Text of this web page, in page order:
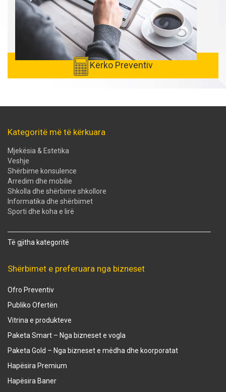
Kërko Preventiv
Kategoritë më të kërkuara
Mjekësia & Estetika
Veshje
Shërbime konsulence
Arredim dhe mobilie
Shkolla dhe shërbime shkollore
Informatika dhe shërbimet
Sporti dhe koha e lirë
Të gjitha kategoritë
Shërbimet e preferuara nga bizneset
Ofro Preventiv
Publiko Ofertën
Vitrina e produkteve
Paketa Smart – Nga bizneset e vogla
Paketa Gold – Nga bizneset e mëdha dhe koorporatat
Hapësira Premium
Hapësira Baner